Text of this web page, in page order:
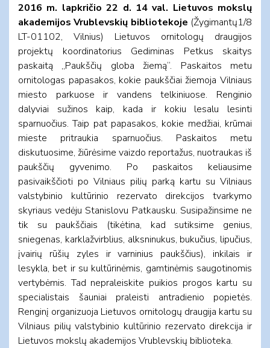
2016 m. lapkričio 22 d. 14 val. Lietuvos mokslų
akademijos Vrublevskių bibliotekoje (Žygimantų1/8
LT-01102, Vilnius) Lietuvos ornitologų draugijos
projektų koordinatorius Gediminas Petkus skaitys
paskaitą „Paukščių globa žiemą“. Paskaitos metu
ornitologas papasakos, kokie paukščiai žiemoja Vilniaus
miesto parkuose ir vandens telkiniuose. Renginio
dalyviai sužinos kaip, kada ir kokiu lesalu lesinti
sparnuočius. Taip pat papasakos, kokie medžiai, krūmai
mieste pritraukia sparnuočius. Paskaitos metu
diskutuosime, žiūrėsime vaizdo reportažus, nuotraukas iš
paukščių gyvenimo. Po paskaitos keliausime
pasivaikščioti po Vilniaus pilių parką kartu su Vilniaus
valstybinio kultūrinio rezervato direkcijos tvarkymo
skyriaus vedėju Stanislovu Patkausku. Susipažinsime ne
tik su paukščiais (tikėtina, kad sutiksime genius,
sniegenas, karklažvirblius, alksninukus, bukučius, lipučius,
įvairių rūšių zyles ir varninius paukščius), inkilais ir
lesykla, bet ir su kultūrinėmis, gamtinėmis saugotinomis
vertybėmis. Tad nepraleiskite puikios progos kartu su
specialistais šauniai praleisti antradienio popietės.
Renginį organizuoja Lietuvos ornitologų draugija kartu su
Vilniaus pilių valstybinio kultūrinio rezervato direkcija ir
Lietuvos mokslų akademijos Vrublevskių biblioteka.